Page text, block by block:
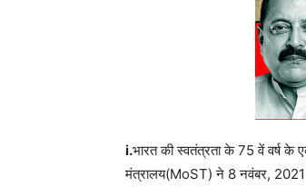
i.भारत की स्वतंत्रता के 75 वें वर्ष के
मंत्रालय(MoST) ने 8 नवंबर,